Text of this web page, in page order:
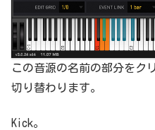
この音源の名前の部分をク
切り替わります。
Kick。